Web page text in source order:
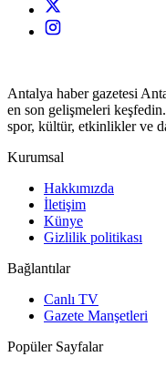
Antalya haber gazetesi
en son gelişmeleri
spor, kültür, etkinlikler ve
Kurumsal
Hakkımızda
İletişim
Künye
Gizlilik politikası
Bağlantılar
Canlı TV
Gazete Manşetleri
Popüler Sayfalar